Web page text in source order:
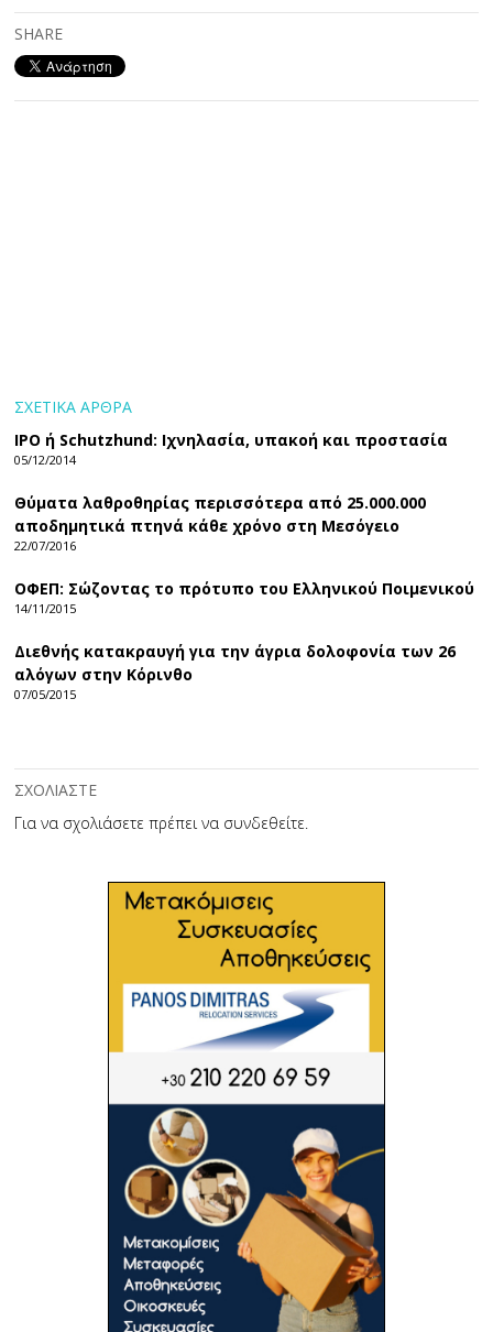
SHARE
ΣΧΕΤΙΚΑ ΑΡΘΡΑ
ΙΡΟ ή Schutzhund: Ιχνηλασία, υπακοή και προστασία
05/12/2014
Θύματα λαθροθηρίας περισσότερα από 25.000.000
αποδημητικά πτηνά κάθε χρόνο στη Μεσόγειο
22/07/2016
ΟΦΕΠ: Σώζοντας το πρότυπο του Ελληνικού Ποιμενικού
14/11/2015
Διεθνής κατακραυγή για την άγρια δολοφονία των 26
αλόγων στην Κόρινθο
07/05/2015
ΣΧΟΛΙΑΣΤΕ
Για να σχολιάσετε πρέπει να συνδεθείτε.